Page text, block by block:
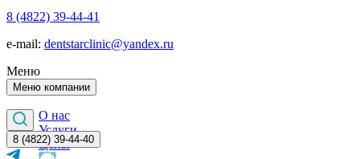
8 (4822) 39-44-41
е-mail: dentstarclinic@yandex.ru
Меню
Меню компании
О нас
Услуги
Цены
8 (4822) 39-44-40